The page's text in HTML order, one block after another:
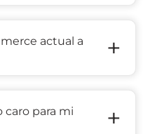
actual a
+
caro para mi
+